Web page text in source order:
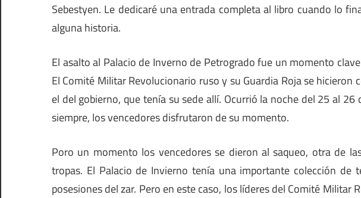
Sebestyen. Le dedicaré una entrada completa al libro cuando lo
alguna historia.
El asalto al Palacio de Inverno de Petrogrado fue un momento
El Comité Militar Revolucionario ruso y su Guardia Roja se hicieron
el del gobierno, que tenía su sede allí. Ocurrió la noche del 25 al
siempre, los vencedores disfrutaron de su momento.
Poro un momento los vencedores se dieron al saqueo, otra de
tropas. El Palacio de Invierno tenía una importante colección de
posesiones del zar. Pero en este caso, los líderes del Comité Militar